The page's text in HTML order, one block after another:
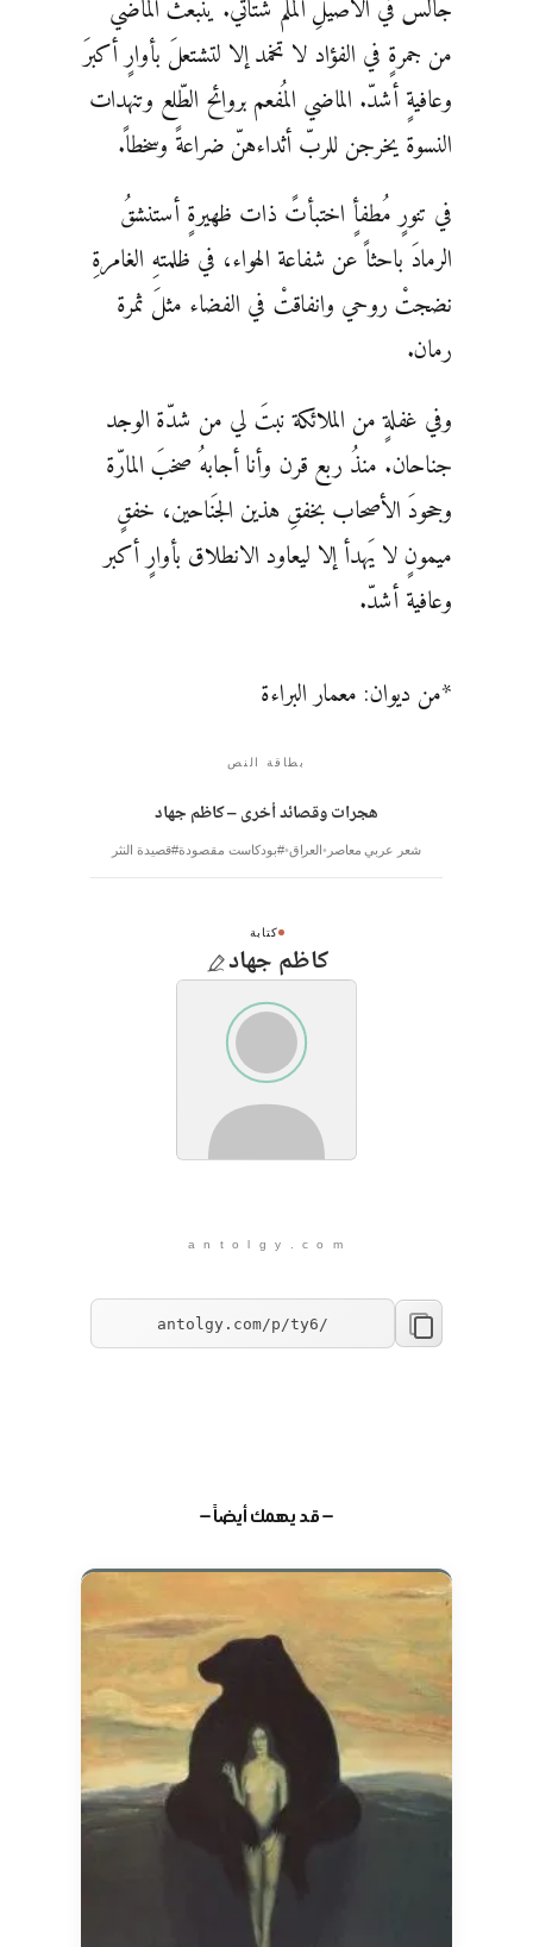
جالسٌ في الأصيلِ أُلملم شتاتي. يَنبعث الماضي
من جمرةٍ في الفؤاد لا تخمد إلا لتشتعلَ بأوارٍ أكبرَ
وعافيةٍ أشدّ. الماضي المُفعم بروائح الطّلع وتنهدات
النسوة يخرجن للربّ أثداءهنّ ضراعةً وسخطاً.
في تنورٍ مُطفأٍ اختبأتً ذات ظهيرةٍ أستنشقُ
الرمادَ باحثاً عن شفاعة الهواء، في ظلمتهِ الغامرةِ
نضجتْ روحي وانفاقتْ في الفضاء مثلَ ثمرة
رمان.
وفي غفلةٍ من الملائكة نبتَ لي من شدّة الوجد
جناحان. منذُ ربع قرن وأنا أجابهُ صخبَ المارّة
وجحودَ الأصحاب بخفقِ هذين الجَناحين، خفقٍ
ميمونٍ لا يَهدأ إلا ليعاود الانطلاق بأوارٍ أكبر
وعافية أشدّ.
*من ديوان: معمار البراءة
بطاقة النص
هجرات وقصائد أخرى – كاظم جهاد
شعر عربي معاصر العراق #بودكاست مقصودة#قصيدة النثر
كتابة
كاظم جهاد
a n t o l g y . c o m
— قد يهمك أيضاً —